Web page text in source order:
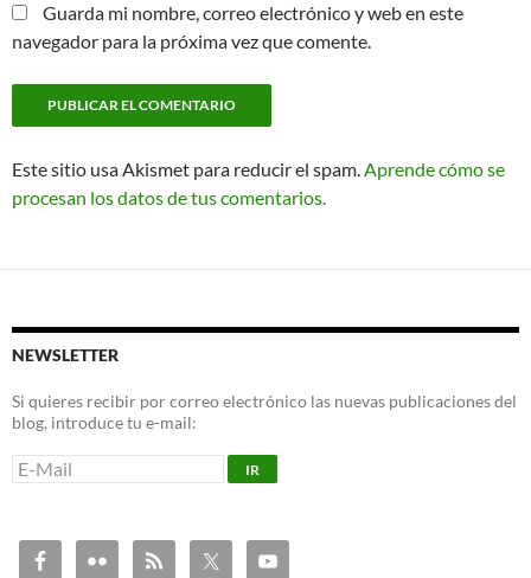
Guarda mi nombre, correo electrónico y web en este
navegador para la próxima vez que comente.
Este sitio usa Akismet para reducir el spam.Aprende cómo se
procesan los datos de tus comentarios.
NEWSLETTER
Si quieres recibir por correo electrónico las nuevas publicaciones del
blog, introduce tu e-mail: